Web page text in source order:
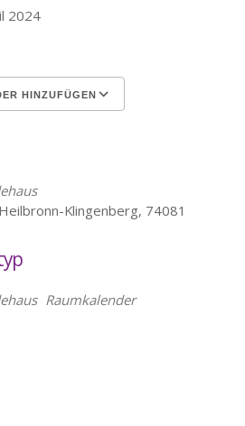
2024
HINZUFÜGEN
Klingenberg, 74081
Raumkalender